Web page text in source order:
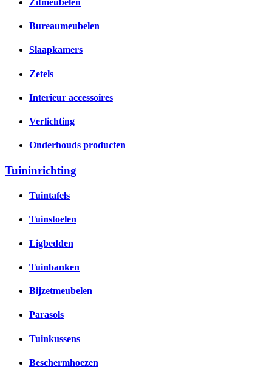
Bureaumeubelen
Slaapkamers
Zetels
Interieur accessoires
Verlichting
Onderhouds producten
Tuininrichting
Tuintafels
Tuinstoelen
Ligbedden
Tuinbanken
Bijzetmeubelen
Parasols
Tuinkussens
Beschermhoezen